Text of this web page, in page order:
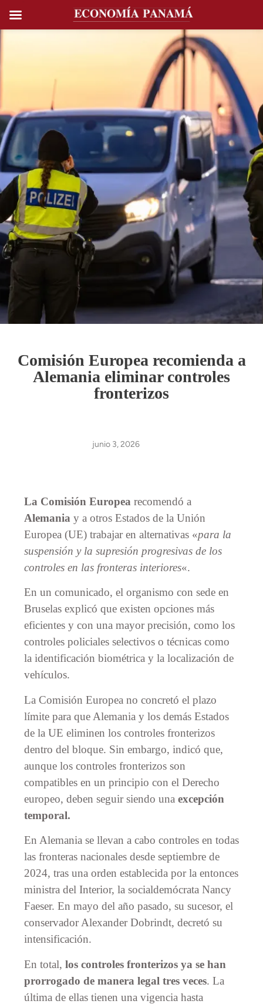
Comisión Europea recomienda a
Alemania eliminar controles
fronterizos
junio 3, 2026
La Comisión Europea recomendó a
Alemania y a otros Estados de la Unión
Europea (UE) trabajar en alternativas «para la
suspensión y la supresión progresivas de los
controles en las fronteras interiores«.
En un comunicado, el organismo con sede en
Bruselas explicó que existen opciones más
eficientes y con una mayor precisión, como los
controles policiales selectivos o técnicas como
la identificación biométrica y la localización de
vehículos.
La Comisión Europea no concretó el plazo
límite para que Alemania y los demás Estados
de la UE eliminen los controles fronterizos
dentro del bloque. Sin embargo, indicó que,
aunque los controles fronterizos son
compatibles en un principio con el Derecho
europeo, deben seguir siendo una excepción
temporal.
En Alemania se llevan a cabo controles en todas
las fronteras nacionales desde septiembre de
2024, tras una orden establecida por la entonces
ministra del Interior, la socialdemócrata Nancy
Faeser. En mayo del año pasado, su sucesor, el
conservador Alexander Dobrindt, decretó su
intensificación.
En total, los controles fronterizos ya se han
prorrogado de manera legal tres veces. La
última de ellas tienen una vigencia hasta